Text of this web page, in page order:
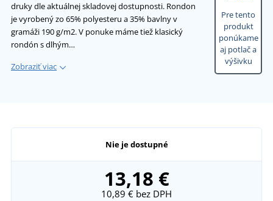
druky dle aktuálnej skladovej dostupnosti. Rondon
je vyrobený zo 65% polyesteru a 35% bavlny v
gramáži 190 g/m2. V ponuke máme tiež klasický
rondón s dlhým…
Zobraziť viac
Pre tento
produkt
ponúkame
aj potlač a
výšivku
Nie je dostupné
13,18 €
10,89 € bez DPH